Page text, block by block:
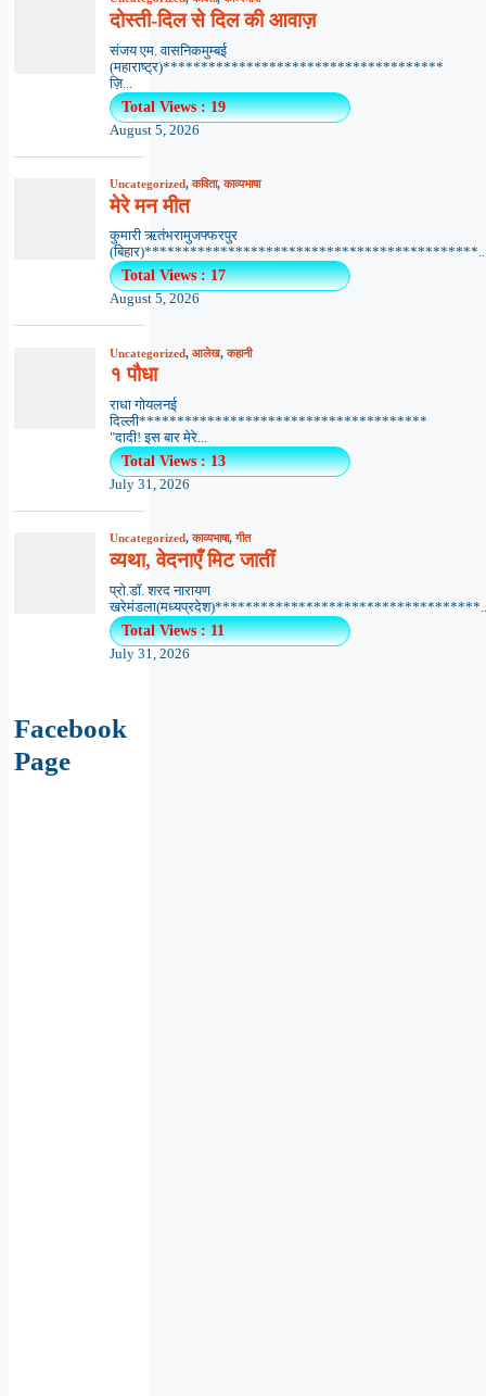
दोस्ती-दिल से दिल की आवाज़
संजय एम. वासनिकमुम्बई
(महाराष्ट्र)*************************************
ज़ि...
Total Views : 19
August 5, 2026
Uncategorized,कविता,काव्यभाषा
मेरे मन मीत
कुमारी ऋतंभरामुजफ्फरपुर
Total Views : 17
August 5, 2026
Uncategorized, आलेख,कहानी
१ पौधा
राधा गोयलनई
दिल्ली**************************************
"दादी! इस बार मेरे...
Total Views : 13
July 31, 2026
Uncategorized,काव्यभाषा,गीत
व्यथा, वेदनाएँ मिट जातीं
प्रो.डॉ. शरद नारायण
Total Views : 11
July 31, 2026
Facebook
Page